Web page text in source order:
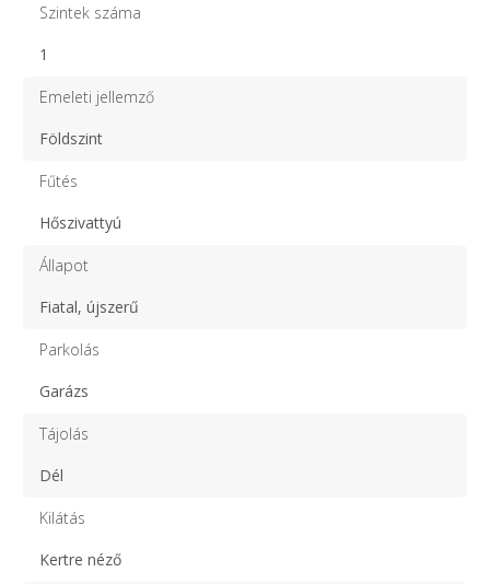
Szintek száma
1
Emeleti jellemző
Földszint
Fűtés
Hőszivattyú
Állapot
Fiatal, újszerű
Parkolás
Garázs
Tájolás
Dél
Kilátás
Kertre néző